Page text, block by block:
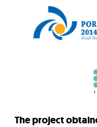
The project